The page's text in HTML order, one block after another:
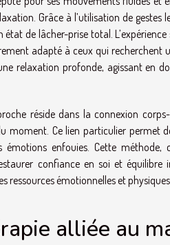
Grâce à l’utilisation de
de lâcher-prise total.
adapté à ceux qui recherchent
relaxation profonde, agissant en
réside dans la connexion
moment. Ce lien particulier permet
émotions enfouies. Cette
confiance en soi et équilibre
ressources émotionnelles et
alliée au